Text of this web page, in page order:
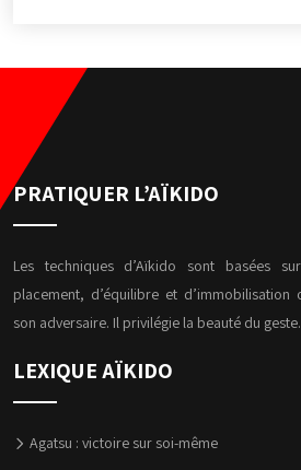
PRATIQUER L’AÏKIDO
Les techniques d’Aïkido sont basées
placement, d’équilibre et
son adversaire. Il privilégie la beauté du geste.
LEXIQUE AÏKIDO
Agatsu : victoire sur soi-même